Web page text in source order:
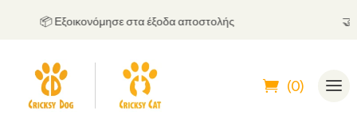
📦 Εξοικονόμησε στα έξοδα αποστολής
(0)